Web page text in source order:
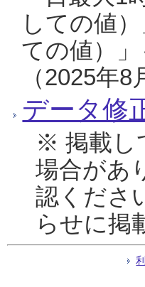
しての値
ての値）
（2025年8
データ修
※ 掲載し
場合があ
認くださ
らせに掲